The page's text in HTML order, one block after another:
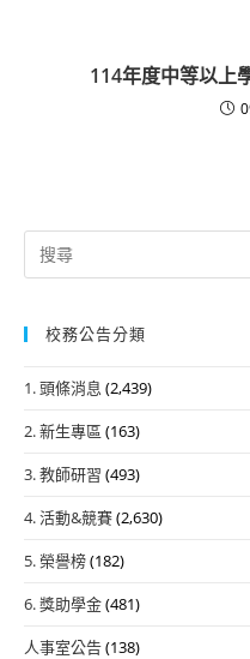
114年度中等以上
Search
for:
校務公告分類
1. 頭條消息 (2,439)
2. 新生專區 (163)
3. 教師研習 (493)
4. 活動&競賽(2,630)
5. 榮譽榜(182)
6. 獎助學金(481)
人事室公告(138)